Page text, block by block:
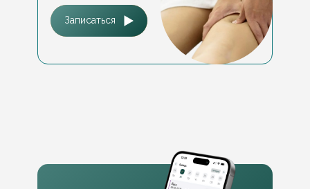
Записаться